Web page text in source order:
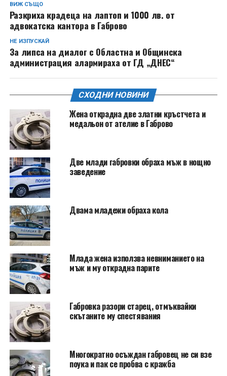
ВИЖ СЪЩО
Разкриха крадеца на лаптоп и 1000 лв. от
адвокатска кантора в Габрово
НЕ ИЗПУСКАЙ
За липса на диалог с Областна и Общинска
администрация алармираха от ГД „ДНЕС“
СХОДНИ НОВИНИ
Жена открадна две златни кръстчета и
медальон от ателие в Габрово
Две млади габровки обраха мъж в нощно
заведение
Двама младежи обраха кола
Млада жена използва невниманието на
мъж и му открадна парите
Габровка разори старец, отмъквайки
скътаните му спестявания
Многократно осъждан габровец не си взе
поука и пак се пробва с кражба